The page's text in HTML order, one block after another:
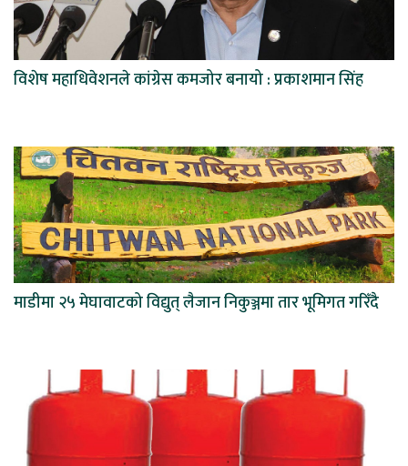
विशेष महाधिवेशनले कांग्रेस कमजोर बनायो : प्रकाशमान सिंह
माडीमा २५ मेघावाटको विद्युत् लैजान निकुञ्जमा तार भूमिगत गरिँदै